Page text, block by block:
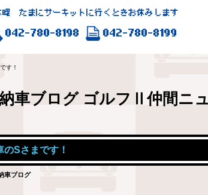
たまにサーキットに行くときお休みします
042-780-8198 042-780-8199
す！
車ブログ ゴルフⅡ仲間ニ
のSさまです！
車ブログ